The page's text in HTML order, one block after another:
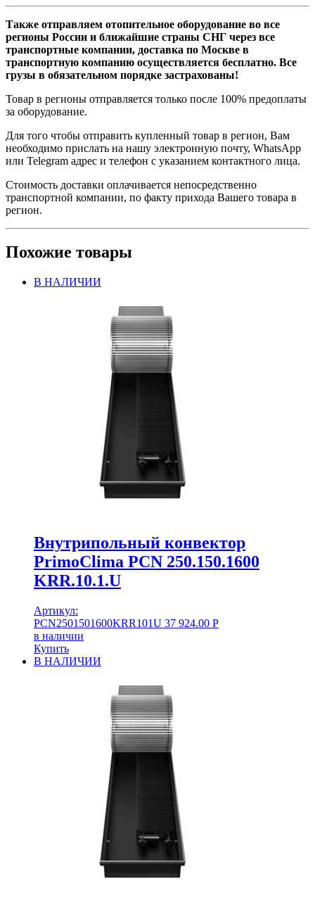
Также отправляем отопительное оборудование во все
регионы России и ближайшие страны СНГ через все
транспортные компании, доставка по Москве в
транспортную компанию осуществляется бесплатно. Все
грузы в обязательном порядке застрахованы!
Товар в регионы отправляется только после 100% предоплаты
за оборудование.
Для того чтобы отправить купленный товар в регион, Вам
необходимо прислать на нашу электронную почту, WhatsApp
или Telegram адрес и телефон с указанием контактного лица.
Стоимость доставки оплачивается непосредственно
транспортной компании, по факту прихода Вашего товара в
регион.
Похожие товары
В НАЛИЧИИ
Внутрипольный конвектор
PrimoClima PCN 250.150.1600
KRR.10.1.U
Артикул:
PCN2501501600KRR101U 37 924.00 Р
в наличии
Купить
В НАЛИЧИИ